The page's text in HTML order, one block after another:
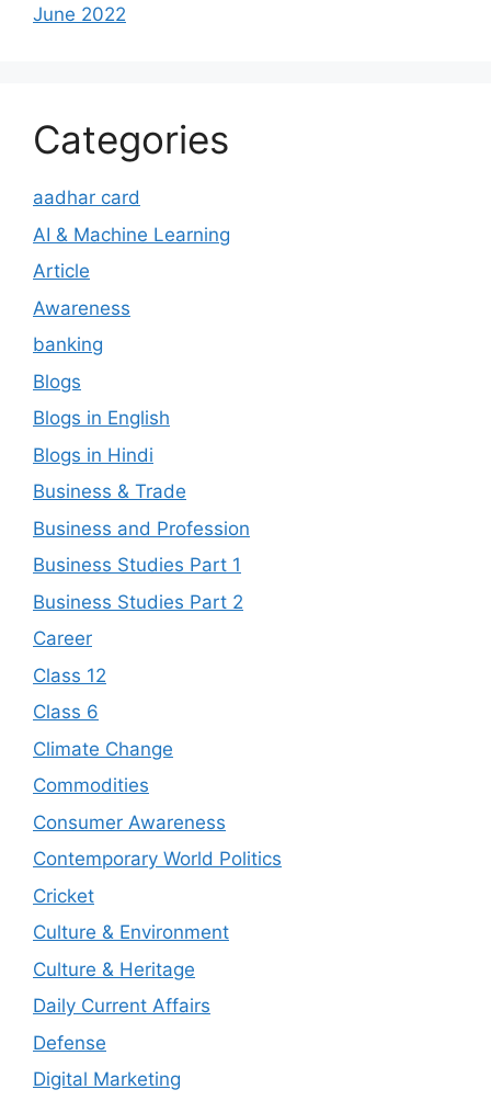
June 2022
Categories
aadhar card
AI & Machine Learning
Article
Awareness
banking
Blogs
Blogs in English
Blogs in Hindi
Business & Trade
Business and Profession
Business Studies Part 1
Business Studies Part 2
Career
Class 12
Class 6
Climate Change
Commodities
Consumer Awareness
Contemporary World Politics
Cricket
Culture & Environment
Culture & Heritage
Daily Current Affairs
Defense
Digital Marketing